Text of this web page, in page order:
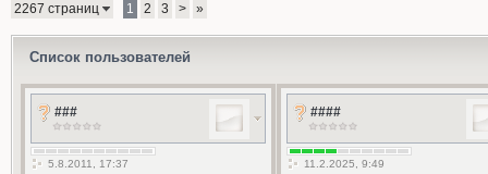
2267 страниц 1 2 3 > »
Список пользователей
###
5.8.2011, 17:37
####
11.2.2025, 9:49